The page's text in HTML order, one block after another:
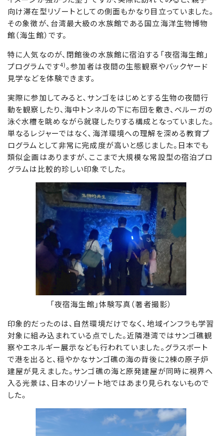
向け滞在型リゾートとしての側面もかなり目立っていました。
その象徴が、台湾最大級の水族館である国立海洋生物博物
館（海生館）です。
特に人気なのが、閉館後の水族館に宿泊する「夜宿海生館」
プログラムです4)。参加者は夜間の生態観察やバックヤード
見学などを体験できます。
実際に参加してみると、サンゴをはじめとする生物の夜間行
動を観察したり、海中トンネルの下に布団を敷き、ベルーガの
泳ぐ水槽を眺めながら就寝したりする構成となっていました。
単なるレジャーではなく、海洋環境への理解を深める教育プ
ログラムとして非常に完成度が高いと感じました。日本でも
類似企画はありますが、ここまで大規模な常設型の宿泊プロ
グラムは比較的珍しい印象でした。
「夜宿海生館」体験写真（著者撮影）
印象的だったのは、自然環境だけでなく、地域インフラも学習
対象に組み込まれている点でした。近隣港湾ではサンゴ礁観
察やエネルギー展示なども行われていました。グラスボート
で港を出ると、穏やかなサンゴ礁の海の背後に2棟の原子炉
建屋が見えました。サンゴ礁の海と原発建屋が同時に視界へ
入る光景は、日本のリゾート地ではあまり見られないもので
した。